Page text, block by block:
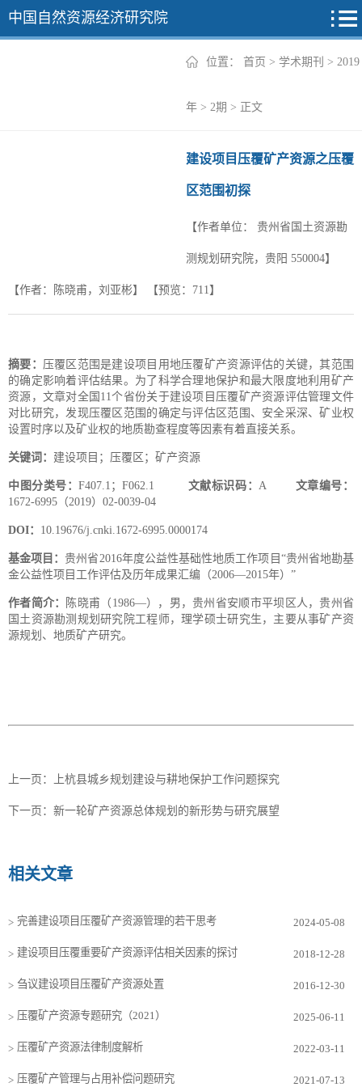
中国自然资源经济研究院
位置： 首页 > 学术期刊 > 2019
年 > 2期 > 正文
建设项目压覆矿产资源之压覆
区范围初探
【作者单位： 贵州省国土资源勘
测规划研究院，贵阳 550004】
【作者：陈晓甫，刘亚彬】 【预览： 711】
摘要： 压覆区范围是建设项目用地压覆矿产资源评估的关键，其范围
的确定影响着评估结果。为了科学合理地保护和最大限度地利用矿产
资源，文章对全国11个省份关于建设项目压覆矿产资源评估管理文件
对比研究，发现压覆区范围的确定与评估区范围、安全采深、矿业权
设置时序以及矿业权的地质勘查程度等因素有着直接关系。
关键词： 建设项目；压覆区；矿产资源
中图分类号：F407.1；F062.1 文献标识码：A 文章编号：
1672-6995（2019）02-0039-04
DOI： 10.19676/j.cnki.1672-6995.0000174
基金项目：贵州省2016年度公益性基础性地质工作项目“贵州省地勘基
金公益性项目工作评估及历年成果汇编（2006—2015年）”
作者简介：
陈晓甫（1986—），男，贵州省安顺市平坝区人，贵州省
国土资源勘测规划研究院工程师，理学硕士研究生，主要从事矿产资
源规划、地质矿产研究。
上一页： 上杭县城乡规划建设与耕地保护工作问题探究
下一页： 新一轮矿产资源总体规划的新形势与研究展望
相关文章
> 完善建设项目压覆矿产资源管理的若干思考 2024-05-08
> 建设项目压覆重要矿产资源评估相关因素的探讨 2018-12-28
> 刍议建设项目压覆矿产资源处置 2016-12-30
> 压覆矿产资源专题研究（2021） 2025-06-11
> 压覆矿产资源法律制度解析 2022-03-11
> 压覆矿产管理与占用补偿问题研究 2021-07-13